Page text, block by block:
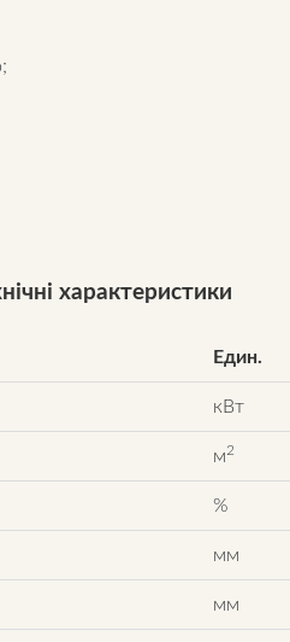
характеристики
Един.
кВт
м2
%
мм
мм